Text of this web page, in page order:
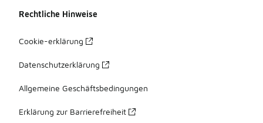
Rechtliche Hinweise
Cookie-erklärung
Datenschutzerklärung
Allgemeine Geschäftsbedingungen
Erklärung zur Barrierefreiheit